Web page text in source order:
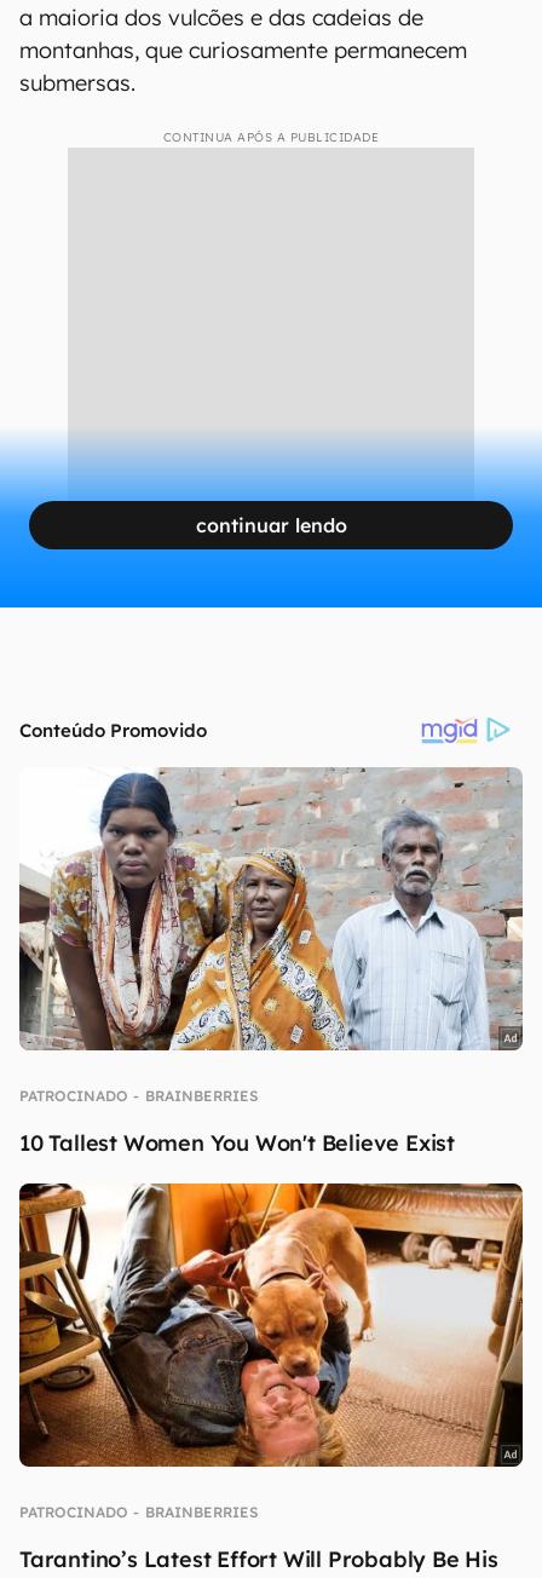
a maioria dos vulcões e das cadeias de
montanhas, que curiosamente permanecem
submersas.
CONTINUA APÓS A PUBLICIDADE
continuar lendo